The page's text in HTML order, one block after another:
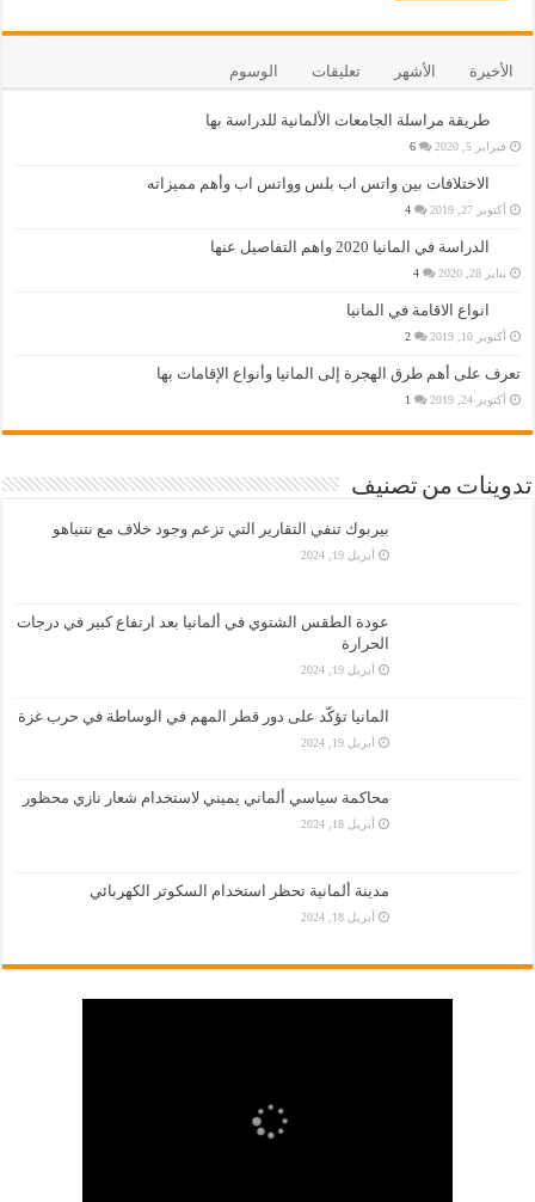
الأخيرة الأشهر تعليقات الوسوم
طريقة مراسلة الجامعات الألمانية للدراسة بها
فبراير 5, 2020 6
الاختلافات بين واتس اب بلس وواتس اب وأهم مميزاته
أكتوبر 27, 2019 4
الدراسة في المانيا 2020 واهم التفاصيل عنها
يناير 28, 2020 4
انواع الاقامة في المانيا
أكتوبر 10, 2019 2
تعرف على أهم طرق الهجرة إلى المانيا وأنواع الإقامات بها
أكتوبر 24, 2019 1
تدوينات من تصنيف
بيربوك تنفي التقارير التي تزعم وجود خلاف مع نتنياهو
أبريل 19, 2024
عودة الطقس الشتوي في ألمانيا بعد ارتفاع كبير في درجات
الحرارة
أبريل 19, 2024
المانيا تؤكّد على دور قطر المهم في الوساطة في حرب غزة
أبريل 19, 2024
محاكمة سياسي ألماني يميني لاستخدام شعار نازي محظور
أبريل 18, 2024
مدينة ألمانية تحظر استخدام السكوتر الكهربائي
أبريل 18, 2024